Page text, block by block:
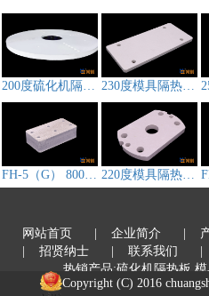
网站首页 | 企业简介 |
| 招贤纳士
| 联系我们
热销产品:硫化机隔热板,
Copyright (C) 2016